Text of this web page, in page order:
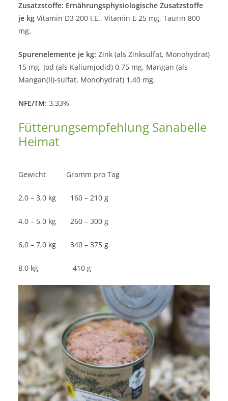
Zusatzstoffe: Ernährungsphysiologische Zusatzstoffe
je kg Vitamin D3 200 I.E., Vitamin E 25 mg, Taurin 800
mg.
Spurenelemente je kg: Zink (als Zinksulfat, Monohydrat)
15 mg, Jod (als Kaliumjodid) 0,75 mg, Mangan (als
Mangan(II)-sulfat, Monohydrat) 1,40 mg.
NFE/TM: 3,33%
Fütterungsempfehlung Sanabelle
Heimat
Gewicht Gramm pro Tag
2,0 – 3,0 kg 160 – 210 g
4,0 – 5,0 kg 260 – 300 g
6,0 – 7,0 kg 340 – 375 g
8,0 kg 410 g